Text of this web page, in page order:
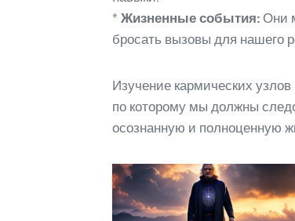
* Жизненные события: Они
бросать вызовы для нашего
Изучение кармических
по которому мы должны
осознанную и полноценную